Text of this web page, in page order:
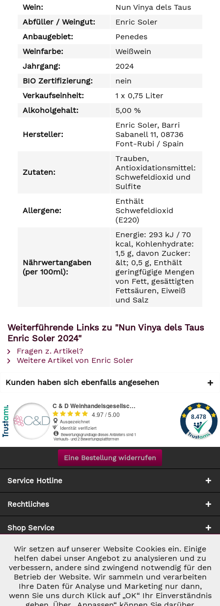
Wein:
Nun Vinya dels Taus
Abfüller / Weingut:
Enric Soler
Anbaugebiet:
Penedes
Weinfarbe:
Weißwein
Jahrgang:
2024
BIO Zertifizierung:
nein
Verkaufseinheit:
1 x 0,75 Liter
Alkoholgehalt:
5,00 %
Hersteller:
Enric Soler, Barri
Sabanell 11, 08736
Font-Rubi / Spain
Zutaten:
Trauben,
Antioxidationsmittel:
Schwefeldioxid und
Sulfite
Allergene:
Enthält
Schwefeldioxid
(E220)
Nährwertangaben
(per 100ml):
Energie: 293 kJ / 70
kcal, Kohlenhydrate:
1,5 g, davon Zucker:
&lt; 0,5 g, Enthält
geringfügige Mengen
von Fett, gesättigten
Fettsäuren, Eiweiß
und Salz
Weiterführende Links zu "Nun Vinya dels Taus
Enric Soler 2024"
Fragen z. Artikel?
Weitere Artikel von Enric Soler
Kunden haben sich ebenfalls angesehen
Eine Bestellung widerrufen
Service Hotline
Rechtliches
Shop Service
Zahlung & Versand
Notwendig Aktiv
Marketing Inaktiv
Wir setzen auf unserer Website Cookies ein. Einige
helfen dabei unser Angebot zu analysieren und zu
verbessern, andere sind zwingend notwendig für den
Betrieb der Website. Wir sammeln und verarbeiten
Ihre Daten für Analyse und Marketing nur dann,
wenn Sie uns durch Klick auf „OK“ Ihr Einverständnis